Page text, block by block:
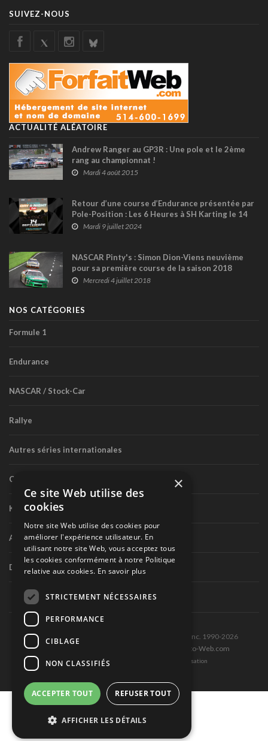
SUIVEZ-NOUS
ACTUALITÉ ALÉATOIRE
Andrew Ranger au GP3R : Une pole et le 2ème
rang au championnat !
Mardi 4 août 2015
Retour d’une course d’Endurance présentée par
Pole-Position : Les 6 Heures à SH Karting le 14
septembre !
Mardi 9 juillet 2024
NASCAR Pinty's : Simon Dion-Viens neuvième
pour sa première course de la saison 2018
Mercredi 4 juillet 2018
NOS CATÉGORIES
Formule 1
Endurance
NASCAR / Stock-Car
Rallye
Autres séries internationales
Circuit routier canadien
Karting
Autres séries nationales
Divers
Tous droits réservés © Les Éditions Pole-Position inc. 1990-2026
Ce site est produit et hébergé par Montréal-Photo-Web.com
Politique de confidentialité et Conditions d’utilisation
×
Ce site Web utilise des
cookies
Notre site Web utilise des cookies pour
améliorer l'expérience utilisateur. En
utilisant notre site Web, vous acceptez tous
les cookies conformément à notre Politique
relative aux cookies. En savoir plus
STRICTEMENT NÉCESSAIRES
PERFORMANCE
CIBLAGE
NON CLASSIFIÉS
ACCEPTER TOUT REFUSER TOUT
AFFICHER LES DÉTAILS